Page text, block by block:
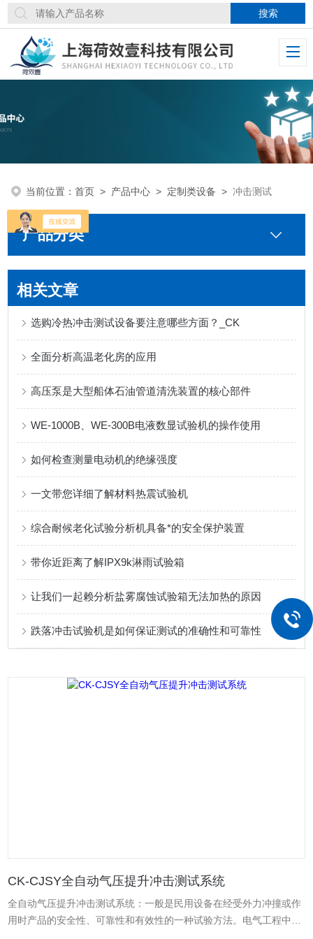
当前位置：首页 > 产品中心 > 定制类设备 >冲击测试
产品分类
相关文章
选购冷热冲击测试设备要注意哪些方面？_CK
全面分析高温老化房的应用
高压泵是大型船体石油管道清洗装置的核心部件
WE-1000B、WE-300B电液数显试验机的操作使用
如何检查测量电动机的绝缘强度
一文带您详细了解材料热震试验机
综合耐候老化试验分析机具备*的安全保护装置
带你近距离了解IPX9k淋雨试验箱
让我们一起赖分析盐雾腐蚀试验箱无法加热的原因
跌落冲击试验机是如何保证测试的准确性和可靠性
CK-CJSY全自动气压提升冲击测试系统
全自动气压提升冲击测试系统：一般是民用设备在经受外力冲撞或作
用时产品的安全性、可靠性和有效性的一种试验方法。电气工程中的